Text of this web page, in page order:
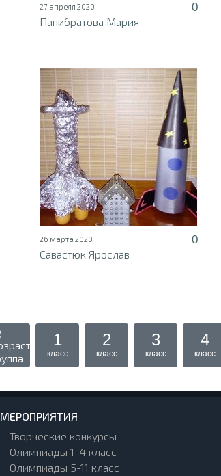
27 апреля 2020
0
Панибратова Мария
26 марта 2020
0
Савастюк Ярослав
1
класс
2
класс
3
класс
4
класс
МЕРОПРИЯТИЯ
Творческие конкурсы
Олимпиады 1-4 класс
Олимпиады 5-11 класс